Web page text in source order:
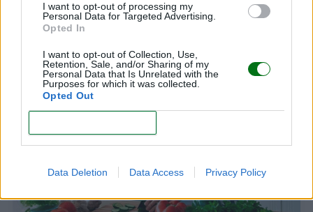
I want to opt-out of processing my
Personal Data for Targeted Advertising.
Opted In
I want to opt-out of Collection, Use,
Retention, Sale, and/or Sharing of my
Personal Data that Is Unrelated with the
Purposes for which it was collected.
Opted Out
Data Deletion Data Access Privacy Policy
El 90% de las mujeres embarazadas no se
alimenta de forma óptima: ¡pero tiene solución!
LEER